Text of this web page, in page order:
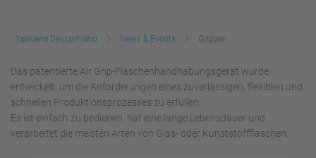
Yaskawa Deutschland News & Events Gripper
Das patentierte Air Grip-Flaschenhandhabungsgerät wurde
entwickelt, um die Anforderungen eines zuverlässigen, flexiblen und
schnellen Produktionsprozesses zu erfüllen.
Es ist einfach zu bedienen, hat eine lange Lebensdauer und
verarbeitet die meisten Arten von Glas- oder Kunststoffflaschen.